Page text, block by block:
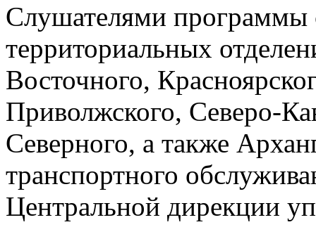
Слушателями программы
территориальных
Восточного,
Приволжского, Северо-
Северного, а также
транспортного
Центральной дирекции